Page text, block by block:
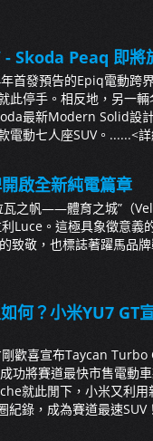
Skoda Peaq 即將
首發預告的Epiq電動跨
此停手。相反地，另一
最新Modern Solid設
電動七人座SUV。......<
啟全新純電篇章
瓦之帆——體育之城”（
Luce。這極具象徵意義
致敬，也標誌著躍馬品
何？小米YU7 GT
歡喜宣布Taycan
將賽道最快市售電動
就此閒下，小米又利
錄，成為賽道最速SUV